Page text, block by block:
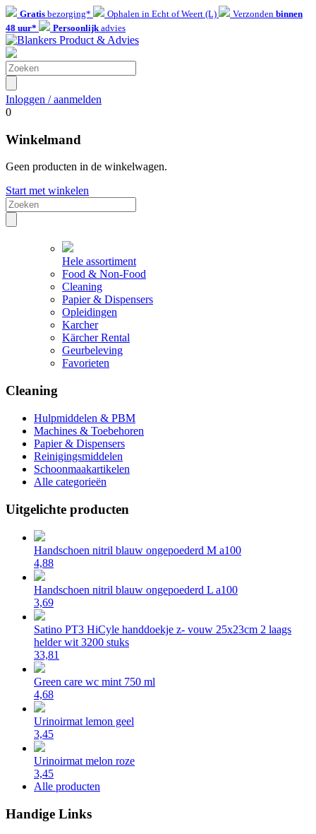
Gratis bezorging* Ophalen in Echt of Weert (L) Verzonden binnen
48 uur*
Persoonlijkadvies
Inloggen / aanmelden
0
Winkelmand
Geen producten in de winkelwagen.
Start met winkelen
Hele assortiment
Food & Non-Food
Cleaning
Papier & Dispensers
Opleidingen
Karcher
Kärcher Rental
Geurbeleving
Favorieten
Cleaning
Hulpmiddelen & PBM
Machines & Toebehoren
Papier & Dispensers
Reinigingsmiddelen
Schoonmaakartikelen
Alle categorieën
Uitgelichte producten
Handschoen nitril blauw ongepoederd M a100
4,88
Handschoen nitril blauw ongepoederd L a100
3,69
Satino PT3 HiCyle handdoekje z- vouw 25x23cm 2 laags
helder wit 3200 stuks
33,81
Green care wc mint 750 ml
4,68
Urinoirmat lemon geel
3,45
Urinoirmat melon roze
3,45
Alle producten
Handige Links